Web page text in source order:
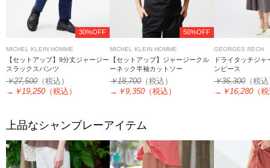
30%OFF
MICHEL KLEIN HOMME
【セットアップ】9分丈ジャージー
スラックスパンツ
￥27,500 （税込）
→ ￥19,250 （税込）
50%OFF
MICHEL KLEIN HOMME
【セットアップ】ジャージークル
ーネック半袖カットソー
￥18,700（税込）
→ ￥9,350 （税込）
GEORGES RECH
ドライタッチジ
ンピース
￥36,300（税
→ ￥16,280（
上品なシャンブレーアイテム